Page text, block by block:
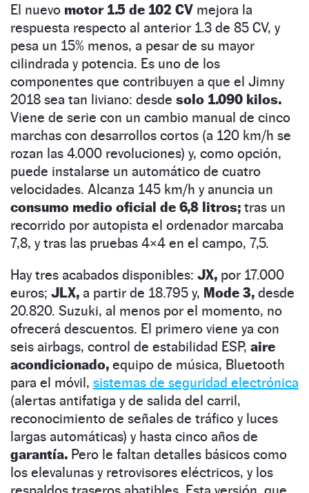
El nuevo motor 1.5 de 102 CV mejora la
respuesta respecto al anterior 1.3 de 85 CV, y
pesa un 15% menos, a pesar de su mayor
cilindrada y potencia. Es uno de los
componentes que contribuyen a que el Jimny
2018 sea tan liviano: desde solo 1.090 kilos.
Viene de serie con un cambio manual de cinco
marchas con desarrollos cortos (a 120 km/h se
rozan las 4.000 revoluciones) y, como opción,
puede instalarse un automático de cuatro
velocidades. Alcanza 145 km/h y anuncia un
consumo medio oficial de 6,8 litros; tras un
recorrido por autopista el ordenador marcaba
7,8, y tras las pruebas 4×4 en el campo, 7,5.
Hay tres acabados disponibles: JX, por 17.000
euros; JLX, a partir de 18.795 y, Mode 3, desde
20.820. Suzuki, al menos por el momento, no
ofrecerá descuentos. El primero viene ya con
seis airbags, control de estabilidad ESP, aire
acondicionado, equipo de música, Bluetooth
para el móvil, sistemas de seguridad electrónica
(alertas antifatiga y de salida del carril,
reconocimiento de señales de tráfico y luces
largas automáticas) y hasta cinco años de
garantía. Pero le faltan detalles básicos como
los elevalunas y retrovisores eléctricos, y los